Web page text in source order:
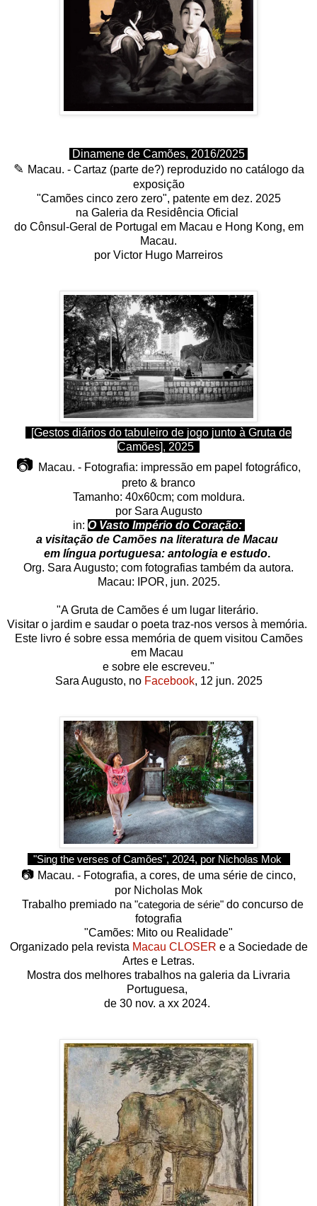
Dinamene de Camões, 2016/2025
✎ Macau. - Cartaz (parte de?) reproduzido no catálogo da
exposição
"Camões cinco zero zero", patente em dez. 2025
na Galeria da Residência Oficial
do Cônsul-Geral de Portugal em Macau e Hong Kong, em
Macau.
por Victor Hugo Marreiros
[Gestos diários do tabuleiro de jogo junto à Gruta de
Camões], 2025
📷 Macau. - Fotografia: impressão em papel fotográfico,
preto & branco
Tamanho: 40x60cm; com moldura.
por Sara Augusto
in: O Vasto Império do Coração:
a visitação de Camões na literatura de Macau
em língua portuguesa: antologia e estudo.
Org. Sara Augusto; com fotografias também da autora.
Macau: IPOR, jun. 2025.
"A Gruta de Camões é um lugar literário.
Visitar o jardim e saudar o poeta traz-nos versos à memória.
Este livro é sobre essa memória de quem visitou Camões
em Macau
e sobre ele escreveu."
Sara Augusto, no Facebook, 12 jun. 2025
"Sing the verses of Camões", 2024, por Nicholas Mok
📷 Macau. - Fotografia, a cores, de uma série de cinco,
por Nicholas Mok
Trabalho premiado na "categoria de série" do concurso de
fotografia
"Camões: Mito ou Realidade"
Organizado pela revista Macau CLOSER e a Sociedade de
Artes e Letras.
Mostra dos melhores trabalhos na galeria da Livraria
Portuguesa,
de 30 nov. a xx 2024.